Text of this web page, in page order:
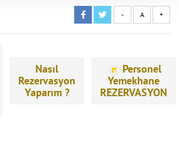
- A +
Nasıl
Rezervasyon
Yaparım ?
Personel
Yemekhane
REZERVASYON